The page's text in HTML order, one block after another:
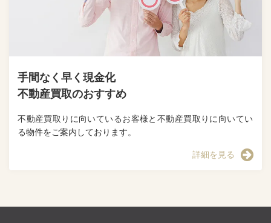
手間なく早く現金化
不動産買取のおすすめ
不動産買取りに向いているお客様と不動産買取りに向いてい
る物件をご案内しております。
詳細を見る